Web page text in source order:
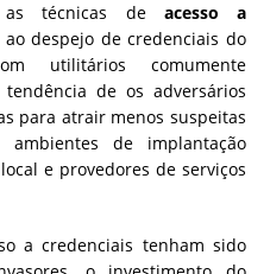
técnicas de acesso a
despejo de credenciais do
utilitários comumente
de os adversários
para atrair menos suspeitas
de implantação
e provedores de serviços
a credenciais tenham sido